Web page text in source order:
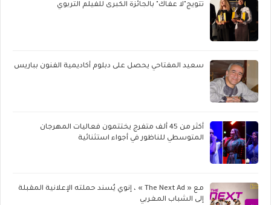
تتويج"لا عفاك" بالجائزة الكبرى للفيلم التربوي
سعيد المفتاحي يحصل على دبلوم أكاديمية الفنون بباريس
أكثر من 45 ألف متفرج يختتمون فعاليات المهرجان
المتوسطي للناظور في أجواء استثنائية
مع « The Next Ad » ، إنوي يُسند حملته الإعلانية المقبلة
إلى الشباب المغربي